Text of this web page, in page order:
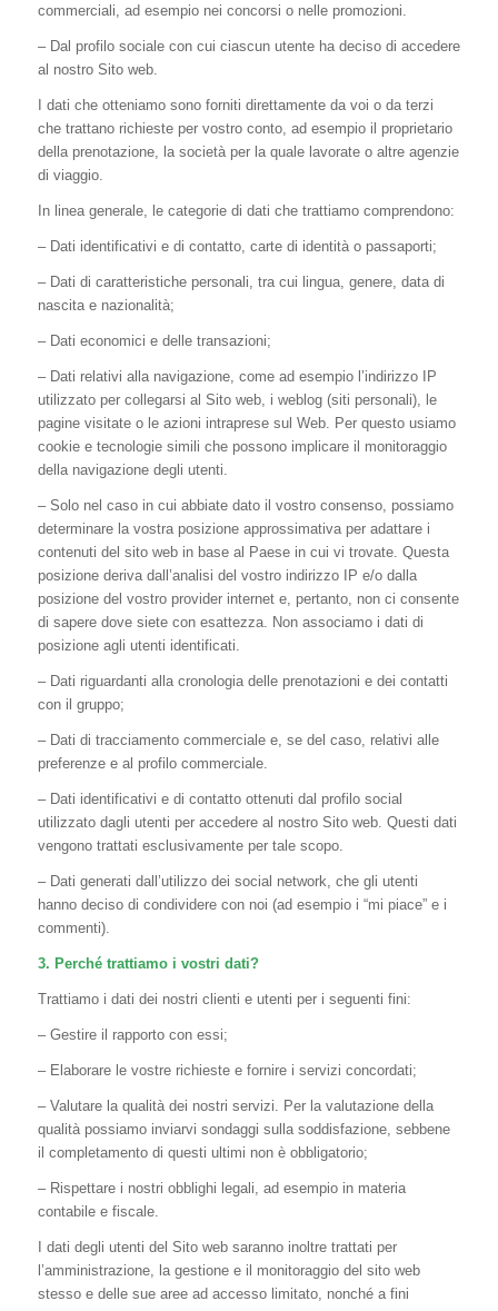
commerciali, ad esempio nei concorsi o nelle promozioni.
– Dal profilo sociale con cui ciascun utente ha deciso di accedere
al nostro Sito web.
I dati che otteniamo sono forniti direttamente da voi o da terzi
che trattano richieste per vostro conto, ad esempio il proprietario
della prenotazione, la società per la quale lavorate o altre agenzie
di viaggio.
In linea generale, le categorie di dati che trattiamo comprendono:
– Dati identificativi e di contatto, carte di identità o passaporti;
– Dati di caratteristiche personali, tra cui lingua, genere, data di
nascita e nazionalità;
– Dati economici e delle transazioni;
– Dati relativi alla navigazione, come ad esempio l’indirizzo IP
utilizzato per collegarsi al Sito web, i weblog (siti personali), le
pagine visitate o le azioni intraprese sul Web. Per questo usiamo
cookie e tecnologie simili che possono implicare il monitoraggio
della navigazione degli utenti.
– Solo nel caso in cui abbiate dato il vostro consenso, possiamo
determinare la vostra posizione approssimativa per adattare i
contenuti del sito web in base al Paese in cui vi trovate. Questa
posizione deriva dall’analisi del vostro indirizzo IP e/o dalla
posizione del vostro provider internet e, pertanto, non ci consente
di sapere dove siete con esattezza. Non associamo i dati di
posizione agli utenti identificati.
– Dati riguardanti alla cronologia delle prenotazioni e dei contatti
con il gruppo;
– Dati di tracciamento commerciale e, se del caso, relativi alle
preferenze e al profilo commerciale.
– Dati identificativi e di contatto ottenuti dal profilo social
utilizzato dagli utenti per accedere al nostro Sito web. Questi dati
vengono trattati esclusivamente per tale scopo.
– Dati generati dall’utilizzo dei social network, che gli utenti
hanno deciso di condividere con noi (ad esempio i “mi piace” e i
commenti).
3. Perché trattiamo i vostri dati?
Trattiamo i dati dei nostri clienti e utenti per i seguenti fini:
– Gestire il rapporto con essi;
– Elaborare le vostre richieste e fornire i servizi concordati;
– Valutare la qualità dei nostri servizi. Per la valutazione della
qualità possiamo inviarvi sondaggi sulla soddisfazione, sebbene
il completamento di questi ultimi non è obbligatorio;
– Rispettare i nostri obblighi legali, ad esempio in materia
contabile e fiscale.
I dati degli utenti del Sito web saranno inoltre trattati per
l’amministrazione, la gestione e il monitoraggio del sito web
stesso e delle sue aree ad accesso limitato, nonché a fini